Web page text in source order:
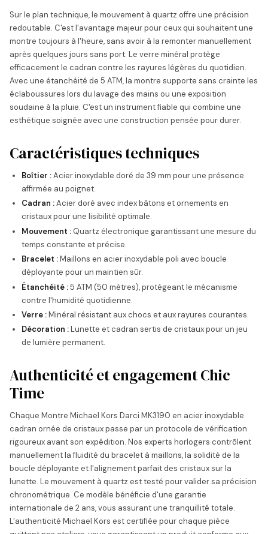
Sur le plan technique, le mouvement à quartz offre une précision
redoutable. C'est l'avantage majeur pour ceux qui souhaitent une
montre toujours à l'heure, sans avoir à la remonter manuellement
après quelques jours sans port. Le verre minéral protège
efficacement le cadran contre les rayures légères du quotidien.
Avec une étanchéité de 5 ATM, la montre supporte sans crainte les
éclaboussures lors du lavage des mains ou une exposition
soudaine à la pluie. C'est un instrument fiable qui combine une
esthétique soignée avec une construction pensée pour durer.
Caractéristiques techniques
Boîtier :Acier inoxydable doré de 39 mm pour une présence
affirmée au poignet.
Cadran :Acier doré avec index bâtons et ornements en
cristaux pour une lisibilité optimale.
Mouvement : Quartz électronique garantissant une mesure du
temps constante et précise.
Bracelet :Maillons en acier inoxydable poli avec boucle
déployante pour un maintien sûr.
Étanchéité :5 ATM (50 mètres), protégeant le mécanisme
contre l'humidité quotidienne.
Verre :Minéral résistant aux chocs et aux rayures courantes.
Décoration :Lunette et cadran sertis de cristaux pour un jeu
de lumière permanent.
Authenticité et engagement Chic
Time
Chaque Montre Michael Kors Darci MK3190 en acier inoxydable
cadran ornée de cristaux passe par un protocole de vérification
rigoureux avant son expédition. Nos experts horlogers contrôlent
manuellement la fluidité du bracelet à maillons, la solidité de la
boucle déployante et l'alignement parfait des cristaux sur la
lunette. Le mouvement à quartz est testé pour valider sa précision
chronométrique. Ce modèle bénéficie d'une garantie
internationale de 2 ans, vous assurant une tranquillité totale.
L'authenticité Michael Kors est certifiée pour chaque pièce